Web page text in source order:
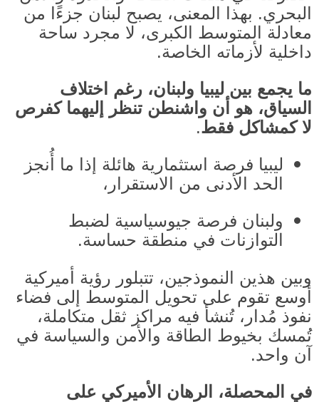
البحري. بهذا المعنى، يصبح لبنان جزءًا من
معادلة المتوسط الكبرى، لا مجرد ساحة
داخلية لأزماته الخاصة.
ما يجمع بين ليبيا ولبنان، رغم اختلاف
السياق، هو أن واشنطن تنظر إليهما كفرص
لا كمشاكل فقط.
ليبيا فرصة استثمارية هائلة إذا ما أُنجز
الحد الأدنى من الاستقرار،
ولبنان فرصة جيوسياسية لضبط
التوازنات في منطقة حساسة.
وبين هذين النموذجين، تتبلور رؤية أميركية
أوسع تقوم على تحويل المتوسط إلى فضاء
نفوذ مُدار، تُنشأ فيه مراكز ثقل متكاملة،
تُمسك بخيوط الطاقة والأمن والسياسة في
آن واحد.
في المحصلة، الرهان الأميركي على